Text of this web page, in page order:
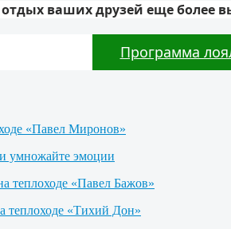
отдых ваших друзей еще
Программа
«Павел Миронов»
умножайте эмоции
теплоходе «Павел Бажов»
теплоходе «Тихий Дон»